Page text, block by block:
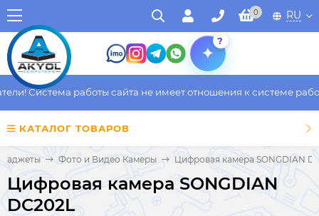
0 RU
?
Система работы сайта не имеет отношения к системе
КАТАЛОГ ТОВАРОВ
Фото и Видео Камеры Цифровая камера SONGDIAN
Цифровая камера SONGDIAN
DC202L